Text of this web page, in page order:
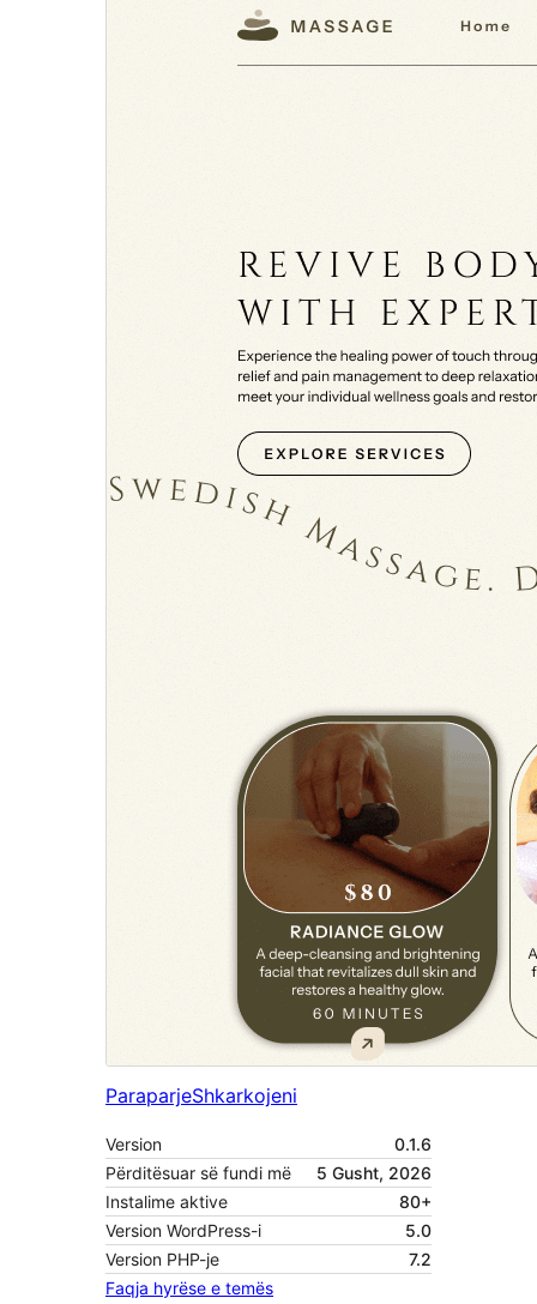
ParaparjeShkarkojeni
Version
0.1.6
Përditësuar së fundi më
5 Gusht, 2026
Instalime aktive
80+
Version WordPress-i
5.0
Version PHP-je
7.2
Faqja hyrëse e temës